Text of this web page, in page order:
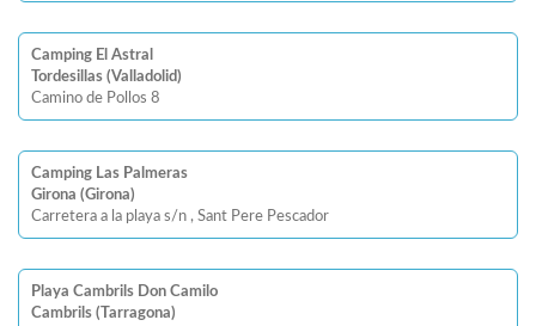
Camping El Astral
Tordesillas (Valladolid)
Camino de Pollos 8
Camping Las Palmeras
Girona (Girona)
Carretera a la playa s/n , Sant Pere Pescador
Playa Cambrils Don Camilo
Cambrils (Tarragona)